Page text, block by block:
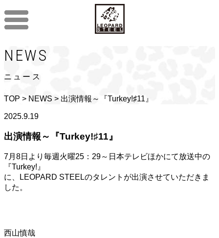
NEWS
ニュース
TOP > NEWS > 出演情報～『Turkey!♯11』
2025.9.19
出演情報～『Turkey!♯11』
7月8日より毎週火曜25：29～日本テレビほかにて放送中の
『Turkey!』
に、LEOPARD STEELのタレントが出演させていただきま
した。
西山慎哉